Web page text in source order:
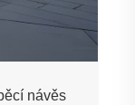
návěs